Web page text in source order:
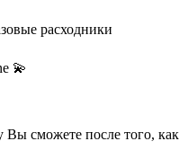
расходники
💫
Вы сможете после того, как